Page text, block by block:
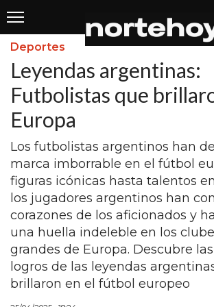
Últimas
Noticias
INICIO
NOTICIAS RECIENTES
SAN NICOLAS
RAMALLO
SAN PEDRO
PROVINCIA
PAIS
Deportes
Leyendas argentinas:
Futbolistas que
Europa
Los futbolistas argentinos han
marca imborrable en el fútbol
figuras icónicas hasta talentos
los jugadores argentinos han
corazones de los aficionados y
una huella indeleble en los
grandes de Europa. Descubre
logros de las leyendas
brillaron en el fútbol europeo